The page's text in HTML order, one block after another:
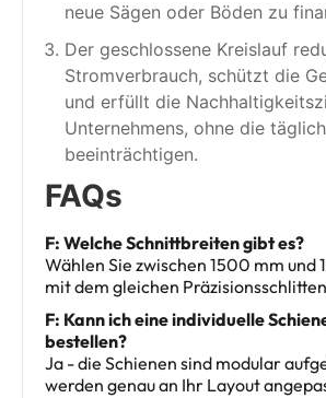
neue Sägen oder Böden zu
Der geschlossene Kreislauf
Stromverbrauch, schützt die
und erfüllt die
Unternehmens, ohne die
beeinträchtigen.
FAQs
F: Welche Schnittbreiten gibt es?
Wählen Sie zwischen 1500 mm und
mit dem gleichen
F: Kann ich eine individuelle
bestellen?
Ja - die Schienen sind modular
werden genau an Ihr Layout